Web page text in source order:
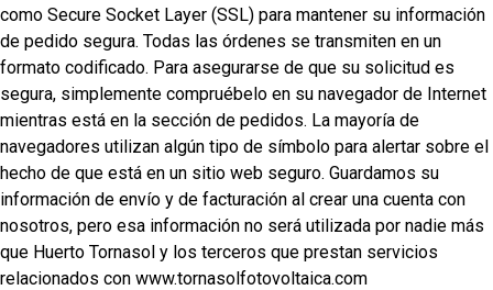
como Secure Socket Layer (SSL) para mantener su información
de pedido segura. Todas las órdenes se transmiten en un
formato codificado. Para asegurarse de que su solicitud es
segura, simplemente compruébelo en su navegador de Internet
mientras está en la sección de pedidos. La mayoría de
navegadores utilizan algún tipo de símbolo para alertar sobre el
hecho de que está en un sitio web seguro. Guardamos su
información de envío y de facturación al crear una cuenta con
nosotros, pero esa información no será utilizada por nadie más
que Huerto Tornasol y los terceros que prestan servicios
relacionados con www.tornasolfotovoltaica.com